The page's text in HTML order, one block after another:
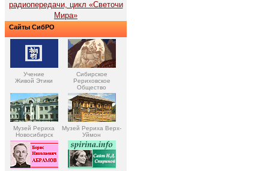
радиопередачи, цикл «Светочи
Мира»
Сайты СибРО
Учение
Живой Этики
Сибирское
Рериховское
Общество
Музей Рериха
Новосибирск
Музей Рериха Верх-
Уймон